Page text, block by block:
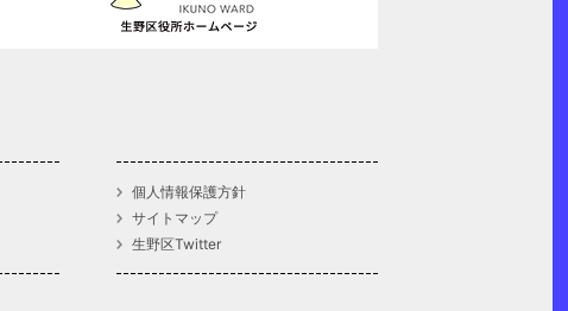
個人情報保護方針
サイトマップ
生野区Twitter